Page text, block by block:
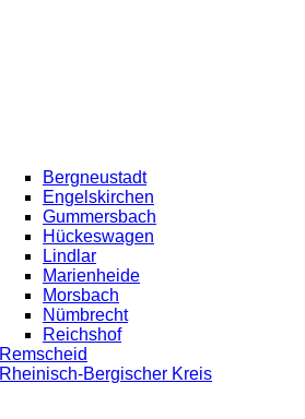
Bergneustadt
Engelskirchen
Gummersbach
Hückeswagen
Lindlar
Marienheide
Morsbach
Nümbrecht
Reichshof
Remscheid
Rheinisch-Bergischer Kreis